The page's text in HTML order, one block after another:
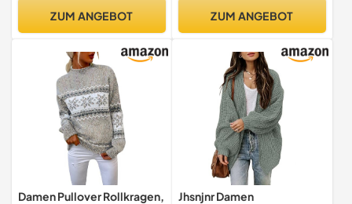
ZUM ANGEBOT
Outfit in Großen Größen
ZUM ANGEBOT
Damen Pullover Rollkragen,
Jhsnjnr Damen